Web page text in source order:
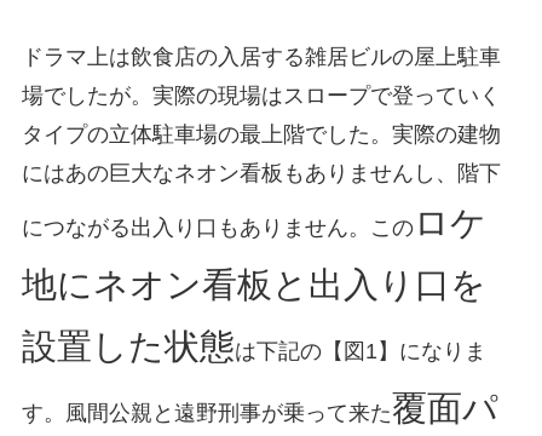
ドラマ上は飲食店の入居する雑居ビルの屋上駐車
場でしたが。実際の現場はスロープで登っていく
タイプの立体駐車場の最上階でした。実際の建物
にはあの巨大なネオン看板もありませんし、階下
につながる出入り口もありません。このロケ
地にネオン看板と出入り口を
設置した状態は下記の【図1】になりま
す。風間公親と遠野刑事が乗って来た覆面パ